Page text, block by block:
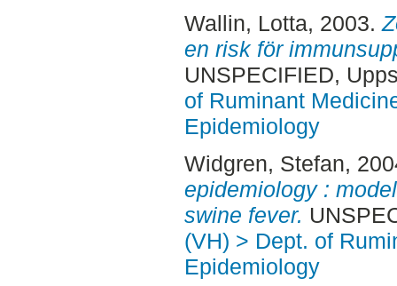
Wallin, Lotta, 2003.
en risk för
UNSPECIFIED,
of Ruminant
Epidemiology
Widgren, Stefan,
epidemiology :
swine fever.
(VH) > Dept. of
Epidemiology